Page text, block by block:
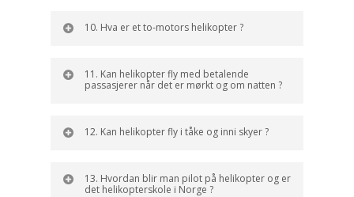
10. Hva er et to-motors helikopter ?
11. Kan helikopter fly med betalende
passasjerer når det er mørkt og om natten ?
12. Kan helikopter fly i tåke og inni skyer ?
13. Hvordan blir man pilot på helikopter og er
det helikopterskole i Norge ?